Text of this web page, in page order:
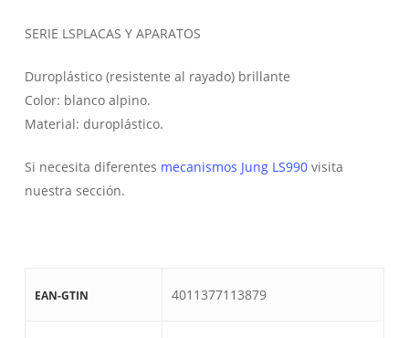
SERIE LSPLACAS Y APARATOS
Duroplástico (resistente al rayado) brillante
Color: blanco alpino.
Material: duroplástico.
Si necesita diferentes mecanismos Jung LS990visita
nuestra sección.
EAN-GTIN 4011377113879